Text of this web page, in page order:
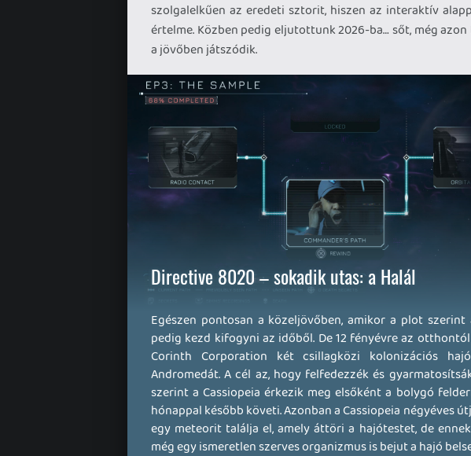
szolgalelkűen az eredeti sztorit, hiszen az interaktív
értelme. Közben pedig eljutottunk 2026-ba… sőt, még
a jövőben játszódik.
Directive 8020 – sokadik utas: a Halál
Egészen pontosan a közeljövőben, amikor a plot szerint
pedig kezd kifogyni az időből. De 12 fényévre az
Corinth Corporation két csillagközi kolonizációs
Andromedát. A cél az, hogy felfedezzék és
szerint a Cassiopeia érkezik meg elsőként a bolygó
hónappal később követi. Azonban a Cassiopeia négyéves
egy meteorit találja el, amely áttöri a hajótestet, de
még egy ismeretlen szerves organizmus is bejut a hajó